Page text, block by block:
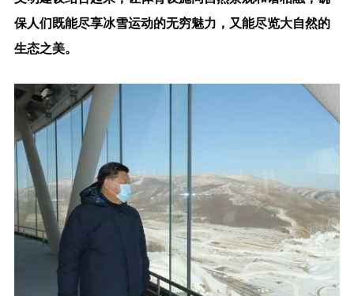
保人们既能尽享冰雪运动的无穷魅力，又能尽览大自然的
生态之美。